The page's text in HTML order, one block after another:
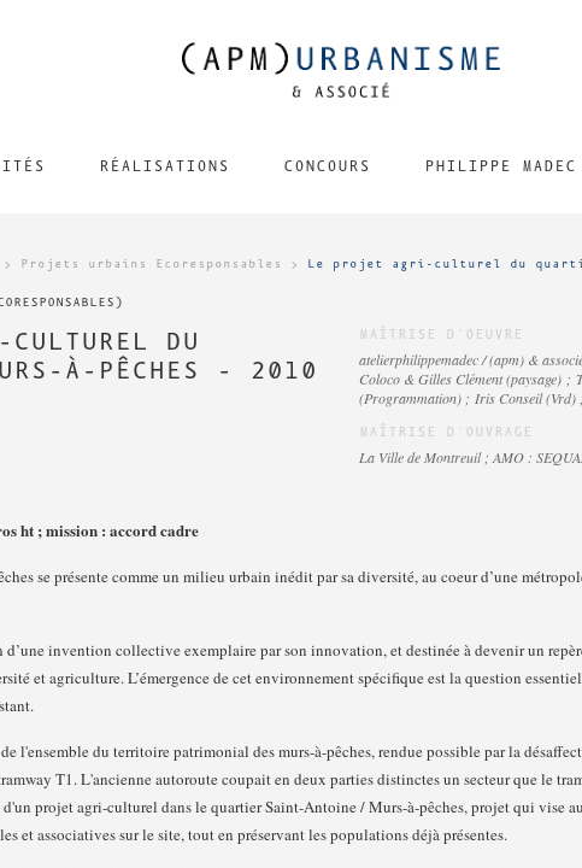
RÉALISATIONS CONCOURS PHILIPPE MADEC
> Projets urbains Ecoresponsables > Le projet agri-culturel du
DU
À-PÊCHES - 2010
MAÎTRISE D'OEUVRE
atelierphilippemadec / (apm) &
Coloco & Gilles Clément (paysage)
(Programmation) ; Iris Conseil (Vrd)
MAÎTRISE D'OUVRAGE
La Ville de Montreuil ; AMO :
ht ; mission : accord cadre
se présente comme un milieu urbain inédit par sa diversité, au coeur d’une
invention collective exemplaire par son innovation, et destinée à devenir un
et agriculture. L’émergence de cet environnement spécifique est la question
l'ensemble du territoire patrimonial des murs-à-pêches, rendue possible par la
T1. L'ancienne autoroute coupait en deux parties distinctes un secteur que le
projet agri-culturel dans le quartier Saint-Antoine / Murs-à-pêches, projet qui vise
et associatives sur le site, tout en préservant les populations déjà présentes.